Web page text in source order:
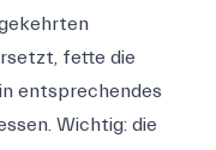
fette die
entsprechendes
Wichtig: die